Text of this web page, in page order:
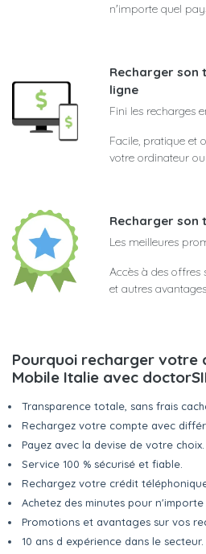
n'importe quel
Recharger son
ligne
Fini les recharges
Facile, pratique et
votre ordinateur
Recharger son
Les meilleures
Accès à des offres
et autres avantages
Pourquoi recharger votre
Mobile Italie avec
Transparence totale, sans frais
Rechargez votre compte avec
Payez avec la devise de votre choix.
Service 100 % sécurisé et fiable.
Rechargez votre crédit
Achetez des minutes pour
Promotions et avantages sur vos
10 ans d expérience dans le secteur.